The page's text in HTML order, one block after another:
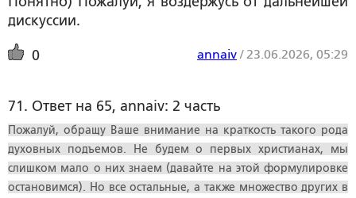
дискуссии.
0 annaiv / 23.06.2026, 05:29
71. Ответ на 65, annaiv: 2 часть
Пожалуй, обращу Ваше внимание на краткость такого рода
духовных подъемов. Не будем о первых христианах, мы
слишком мало о них знаем (давайте на этой формулировке
остановимся). Но все остальные, а также множество других в